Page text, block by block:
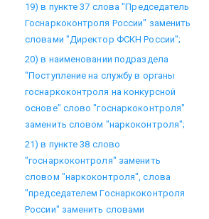
19) в пункте 37 слова "Председатель
Госнаркоконтроля России" заменить
словами "Директор ФСКН России";
20) в наименовании подраздела
"Поступление на службу в органы
госнаркоконтроля на конкурсной
основе" слово "госнаркоконтроля"
заменить словом "наркоконтроля";
21) в пункте 38 слово
"госнаркоконтроля" заменить
словом "наркоконтроля", слова
"председателем Госнаркоконтроля
России" заменить словами